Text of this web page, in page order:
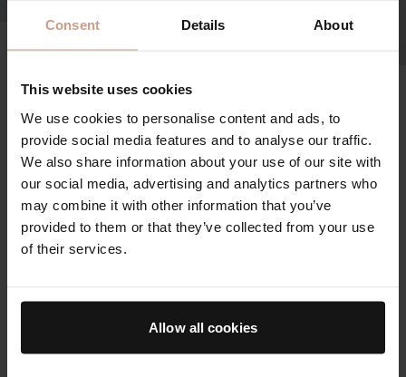
Consent Details About
This website uses cookies
We use cookies to personalise content and ads, to
provide social media features and to analyse our traffic.
We also share information about your use of our site with
our social media, advertising and analytics partners who
may combine it with other information that you’ve
provided to them or that they’ve collected from your use
of their services.
Allow all cookies
Der Applikator
Ein innovativer Applikator mit 25 Mikroborsten für
sanftes, ultrapräzises Auftragen auf Brauen und
Wimpern.
Hergestellt aus reinem synthetischem Material in
pharmazeutischer Qualität, ohne Klebstoffe, Fasern,
Metall oder Zusatzstoffe, die an der Haut haften
Entwickelt, um die optimale Produktmenge
aufzunehmen und gleichmäßig auf Brauen und